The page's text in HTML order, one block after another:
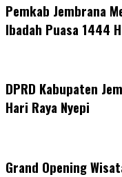
Pemkab Jembrana
Ibadah Puasa 1444 H
DPRD Kabupaten
Hari Raya Nyepi
Grand Opening